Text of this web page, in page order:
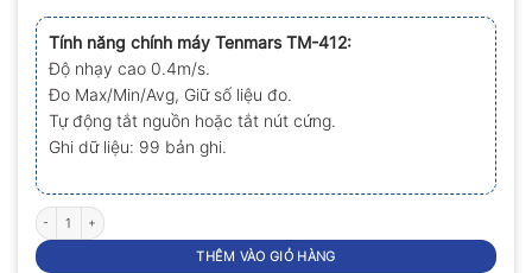
5
saoTính năng chính máy Tenmars TM-412:
Độ nhạy cao 0.4m/s.
Đo Max/Min/Avg, Giữ số liệu đo.
Tự động tắt nguồn hoặc tắt nút cứng.
Ghi dữ liệu: 99 bản ghi.
Máy đo tốc độ gió Tenmars TM-412 số lượng
THÊM VÀO GIỎ HÀNG